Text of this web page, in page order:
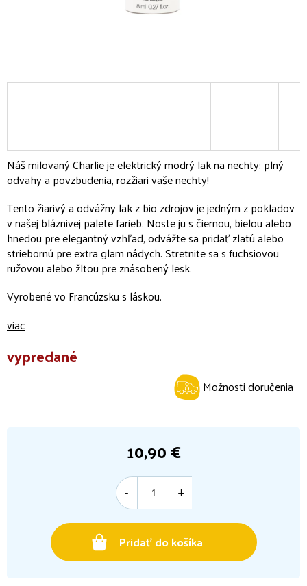
vypredané
Možnosti doručenia
Náš milovaný Charlie je elektrický modrý lak na nechty: plný
odvahy a povzbudenia, rozžiari vaše nechty!
Tento žiarivý a odvážny lak z bio zdrojov je jedným z pokladov
v našej bláznivej palete farieb. Noste ju s čiernou, bielou alebo
hnedou pre elegantný vzhľad, odvážte sa pridať zlatú alebo
striebornú pre extra glam nádych. Stretnite sa s fuchsiovou
ružovou alebo žltou pre znásobený lesk.
Vyrobené vo Francúzsku s láskou.
viac
10,90 €
cena:
Pridať do košíka